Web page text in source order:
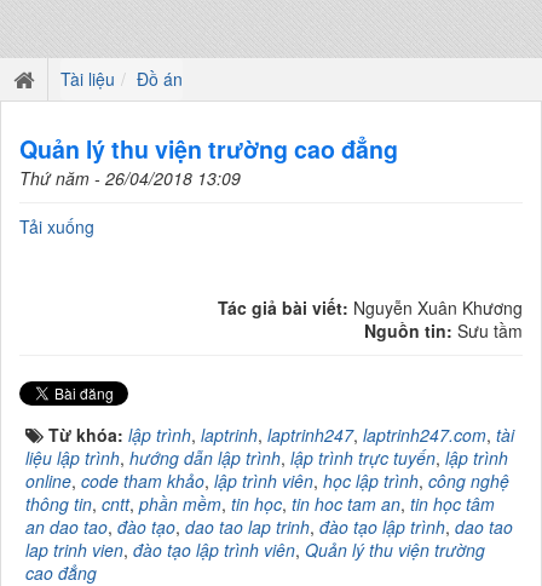
Tài liệu Đồ án
Quản lý thu viện trường cao đẳng
Thứ năm - 26/04/2018 13:09
Tải xuống
Tác giả bài viết: Nguyễn Xuân Khương
Nguồn tin: Sưu tầm
Từ khóa: lập trình, laptrinh, laptrinh247, laptrinh247.com, tài
liệu lập trình, hướng dẫn lập trình, lập trình trực tuyến, lập trình
online, code tham khảo, lập trình viên, học lập trình, công nghệ
thông tin, cntt, phần mềm, tin học, tin hoc tam an, tin học tâm
an dao tao, đào tạo, dao tao lap trinh, đào tạo lập trình, dao tao
lap trinh vien, đào tạo lập trình viên, Quản lý thu viện trường
cao đẳng